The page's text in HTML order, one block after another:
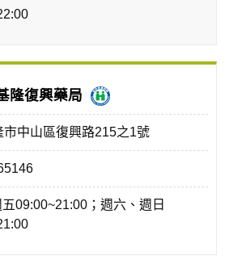
隆復興藥局
市中山區復興路215之1號
09:00~21:00；週六、週日